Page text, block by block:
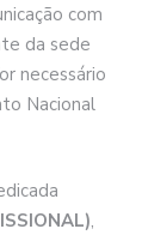
com
da sede
necessário
Nacional
,